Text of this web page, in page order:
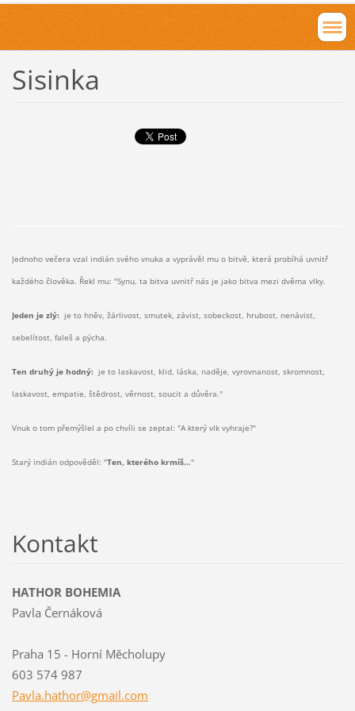
Sisinka
Jednoho večera vzal indián svého vnuka a vyprávěl mu o bitvě, která probíhá uvnitř
každého člověka. Řekl mu: "Synu, ta bitva uvnitř nás je jako bitva mezi dvěma vlky.
Jeden je zlý:je to hněv, žárlivost, smutek, závist, sobeckost, hrubost, nenávist,
sebelítost, faleš a pýcha.
Ten druhý je hodný: je to laskavost, klid, láska, naděje, vyrovnanost, skromnost,
laskavost, empatie, štědrost, věrnost, soucit a důvěra."
Vnuk o tom přemýšlel a po chvíli se zeptal: "A který vlk vyhraje?"
Starý indián odpověděl: "Ten, kterého krmíš…"
Kontakt
HATHOR BOHEMIA
Pavla Černáková
Praha 15 - Horní Měcholupy
603 574 987
Pavla.hathor@gmail.com